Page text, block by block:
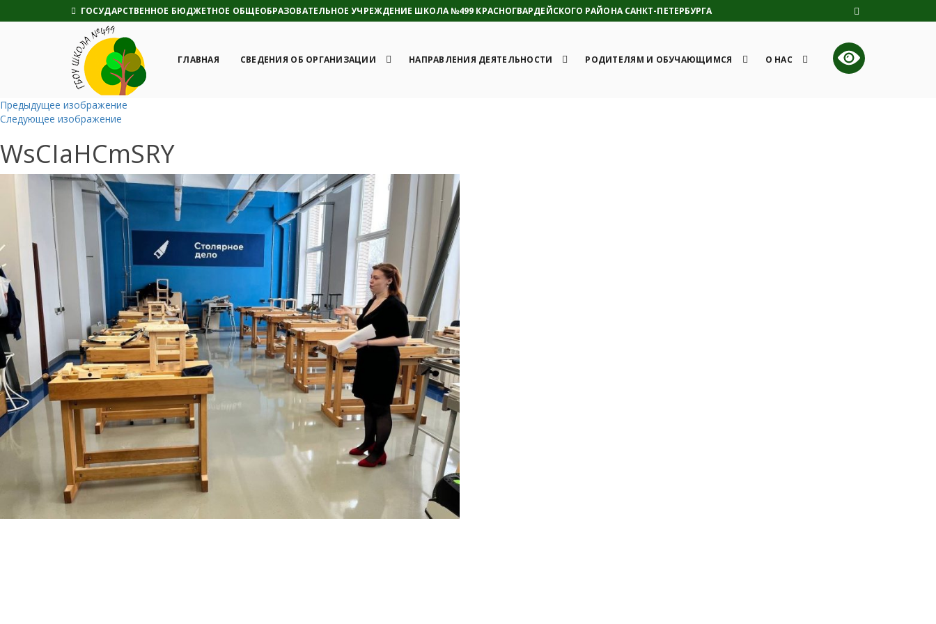
ГОСУДАРСТВЕННОЕ БЮДЖЕТНОЕ ОБЩЕОБРАЗОВАТЕЛЬНОЕ УЧРЕЖДЕНИЕ ШКОЛА №499 КРАСНОГВАРДЕЙСКОГО РАЙОНА САНКТ-ПЕТЕРБУРГА
ГЛАВНАЯ СВЕДЕНИЯ ОБ ОРГАНИЗАЦИИ НАПРАВЛЕНИЯ ДЕЯТЕЛЬНОСТИ РОДИТЕЛЯМ И ОБУЧАЮЩИМСЯ О НАС
Предыдущее изображение
Следующее изображение
WsCIaHCmSRY